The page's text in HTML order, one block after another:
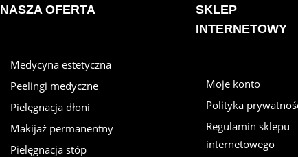
NASZA OFERTA
Medycyna estetyczna
Peelingi medyczne
Pielęgnacja dłoni
Makijaż permanentny
Pielęgnacja stóp
SKLEP
INTERNETOWY
Moje konto
Polityka
Regulamin sklepu
internetowego